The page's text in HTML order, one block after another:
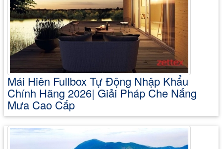
Mái Hiên Fullbox Tự Động Nhập Khẩu
Chính Hãng 2026| Giải Pháp Che Nắng
Mưa Cao Cấp